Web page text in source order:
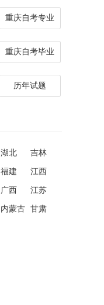
重庆自考专业
重庆自考毕业
历年试题
湖北 吉林
福建 江西
广西 江苏
内蒙古 甘肃